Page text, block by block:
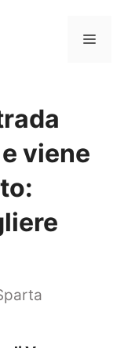
Menu
viene